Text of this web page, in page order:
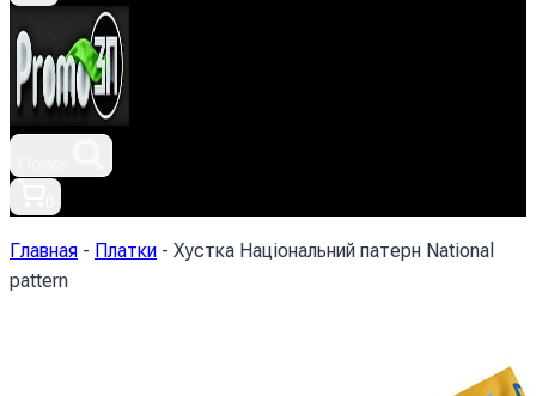
Главная - Платки - Хустка Національний патерн National
pattern